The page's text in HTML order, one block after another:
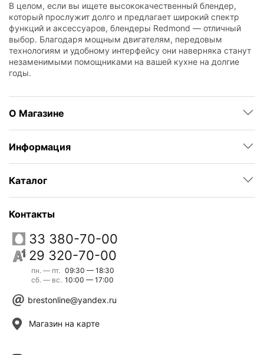
В целом, если вы ищете высококачественный блендер,
который прослужит долго и предлагает широкий спектр
функций и аксессуаров, блендеры Redmond — отличный
выбор. Благодаря мощным двигателям, передовым
технологиям и удобному интерфейсу они наверняка станут
незаменимыми помощниками на вашей кухне на долгие
годы.
О Магазине
Информация
Каталог
Контакты
33 380-70-00
29 320-70-00
пн. — пт.
сб. — вс.
09:30 — 18:30
10:00 — 17:00
brestonline@yandex.ru
Магазин на карте